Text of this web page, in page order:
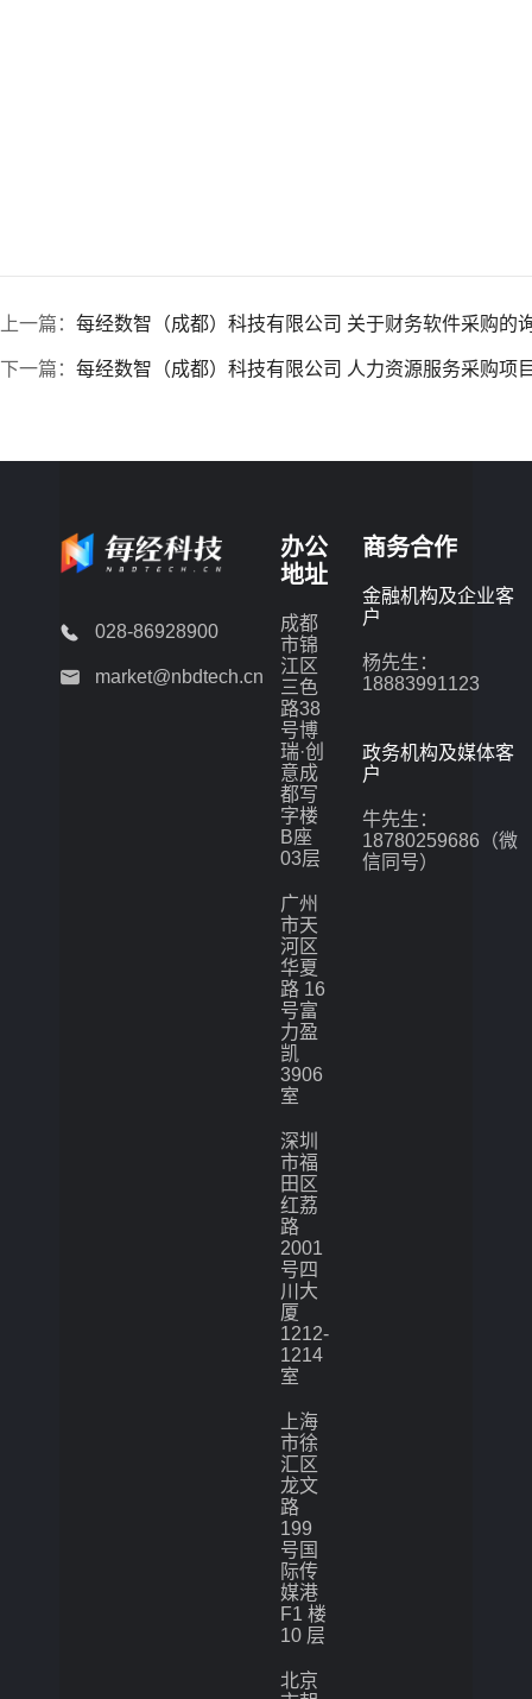
上一篇： 每经数智（成都）科技有限公司 关于财务软件采购的
下一篇： 每经数智（成都）科技有限公司 人力资源服务采购项
028-86928900
market@nbdtech.cn
办公
地址
成都
市锦
江区
三色
路38
号博
瑞·创
意成
都写
字楼
B座
03层
广州
市天
河区
华夏
路 16
号富
力盈
凯
3906
室
深圳
市福
田区
红荔
路
2001
号四
川大
厦
1212-
1214
室
上海
市徐
汇区
龙文
路
199
号国
际传
媒港
F1 楼
10 层
北京
商务合作
金融机构及企业客
户
杨先生：
18883991123
政务机构及媒体客
户
牛先生：
18780259686（微
信同号）